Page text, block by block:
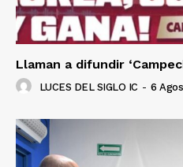
Llaman a difundir
LUCES DEL SIGLO IC - 6